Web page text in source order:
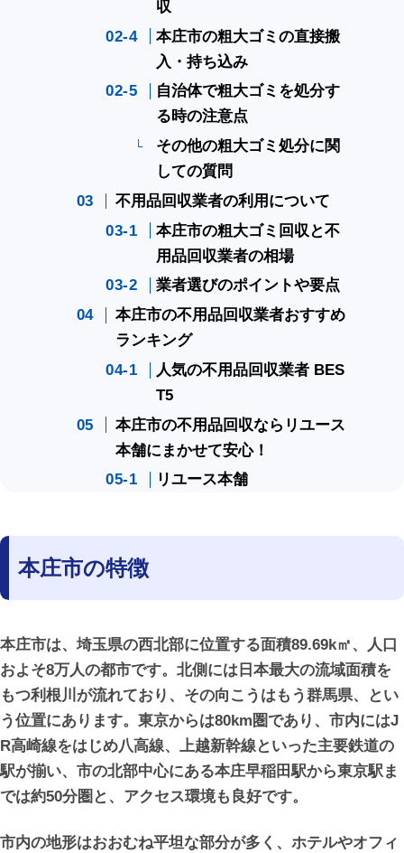
収
本庄市の粗大ゴミの直接搬
入・持ち込み
自治体で粗大ゴミを処分す
る時の注意点
その他の粗大ゴミ処分に関
しての質問
不用品回収業者の利用について
本庄市の粗大ゴミ回収と不
用品回収業者の相場
業者選びのポイントや要点
本庄市の不用品回収業者おすすめ
ランキング
人気の不用品回収業者 BES
T5
本庄市の不用品回収ならリユース
本舗にまかせて安心！
リユース本舗
本庄市の特徴
本庄市は、埼玉県の西北部に位置する面積89.69k㎡、人口
およそ8万人の都市です。北側には日本最大の流域面積を
もつ利根川が流れており、その向こうはもう群馬県、とい
う位置にあります。東京からは80km圏であり、市内にはJ
R高崎線をはじめ八高線、上越新幹線といった主要鉄道の
駅が揃い、市の北部中心にある本庄早稲田駅から東京駅ま
では約50分圏と、アクセス環境も良好です。
市内の地形はおおむね平坦な部分が多く、ホテルやオフィ